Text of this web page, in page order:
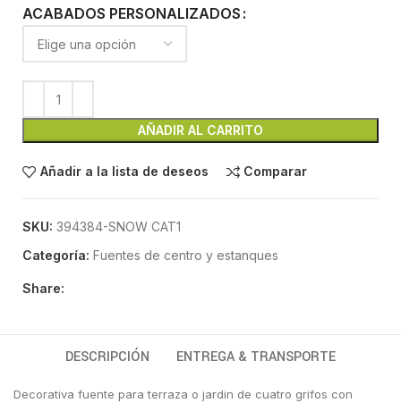
ACABADOS PERSONALIZADOS
AÑADIR AL CARRITO
Añadir a la lista de deseos Comparar
SKU: 394384-SNOW CAT1
Categoría: Fuentes de centro y estanques
Share:
DESCRIPCIÓN ENTREGA & TRANSPORTE
Decorativa fuente para terraza o jardin de cuatro grifos con